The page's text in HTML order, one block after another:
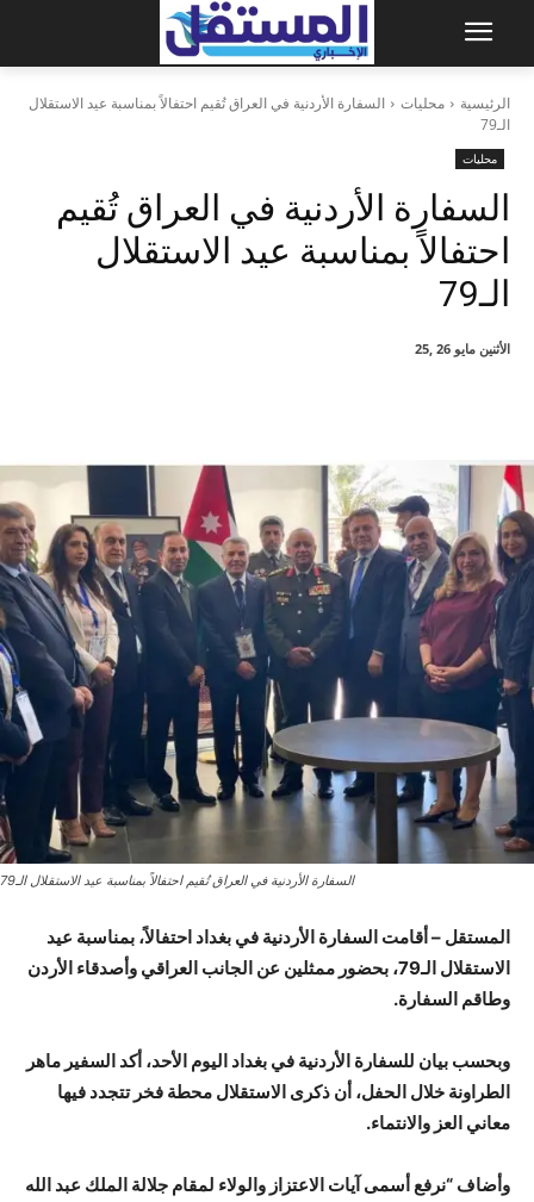
الرئيسية محليات
السفارة الأردنية في العراق تُقيم احتفالاً بمناسبة عيد الاستقلال
الـ79
محليات
السفارة الأردنية في العراق تُقيم
احتفالاً بمناسبة عيد الاستقلال
الـ79
الأثنين مايو 26 ,25
السفارة الأردنية في العراق تُقيم احتفالاً بمناسبة عيد الاستقلال الـ79
المستقل – أقامت السفارة الأردنية في بغداد احتفالاً، بمناسبة عيد
الاستقلال الـ79، بحضور ممثلين عن الجانب العراقي وأصدقاء الأردن
وطاقم السفارة.
وبحسب بيان للسفارة الأردنية في بغداد اليوم الأحد، أكد السفير ماهر
الطراونة خلال الحفل، أن ذكرى الاستقلال محطة فخر تتجدد فيها
معاني العز والانتماء.
وأضاف “نرفع أسمى آيات الاعتزاز والولاء لمقام جلالة الملك عبد الله